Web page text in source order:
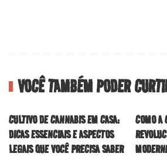
VOCÊ TAMBÉM PODER
CULTIVO DE CANNABIS EM CASA:
DICAS ESSENCIAIS E ASPECTOS
LEGAIS QUE VOCÊ PRECISA SABER
COMO A